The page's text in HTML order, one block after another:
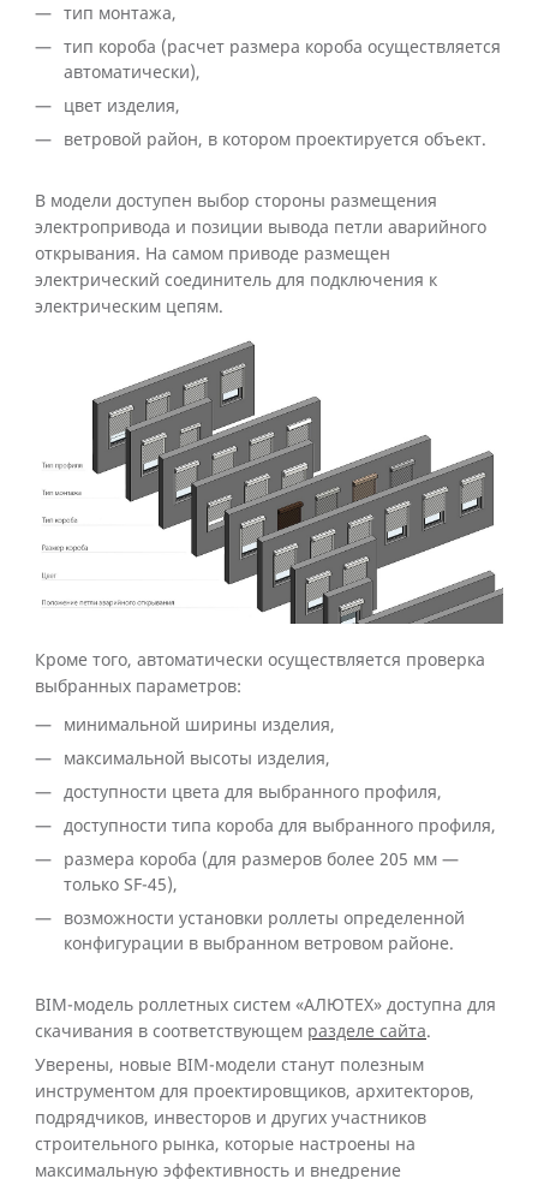
тип монтажа,
тип короба (расчет размера короба осуществляется
автоматически),
цвет изделия,
ветровой район, в котором проектируется объект.
В модели доступен выбор стороны размещения
электропривода и позиции вывода петли аварийного
открывания. На самом приводе размещен
электрический соединитель для подключения к
электрическим цепям.
Кроме того, автоматически осуществляется проверка
выбранных параметров:
минимальной ширины изделия,
максимальной высоты изделия,
доступности цвета для выбранного профиля,
доступности типа короба для выбранного профиля,
размера короба (для размеров более 205 мм —
только SF-45),
возможности установки роллеты определенной
конфигурации в выбранном ветровом районе.
BIM-модель роллетных систем «АЛЮТЕХ» доступна для
скачивания в соответствующем разделе сайта.
Уверены, новые BIM-модели станут полезным
инструментом для проектировщиков, архитекторов,
подрядчиков, инвесторов и других участников
строительного рынка, которые настроены на
максимальную эффективность и внедрение